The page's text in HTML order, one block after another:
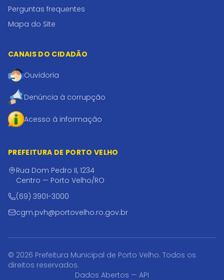
Perguntas frequentes
Mapa do Site
CANAIS DO CIDADÃO
Ouvidoria
Denúncia à corrupção
Acesso à informação
PREFEITURA DE PORTO VELHO
Rua Dom Pedro II, 1234
Centro — Porto Velho/RO
(69) 3901-3000
cgm.pvh@portovelho.ro.gov.br
© 2026 Prefeitura Municipal de Porto Velho. Todos os
direitos reservados.
Dados Abertos — API